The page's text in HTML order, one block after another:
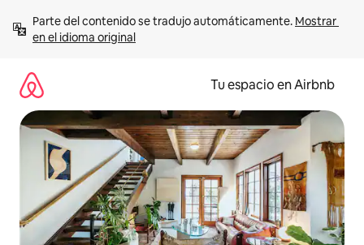
contenido
Parte del contenido se tradujo automáticamente. Mostrar
en el idioma original
Tu espacio en Airbnb